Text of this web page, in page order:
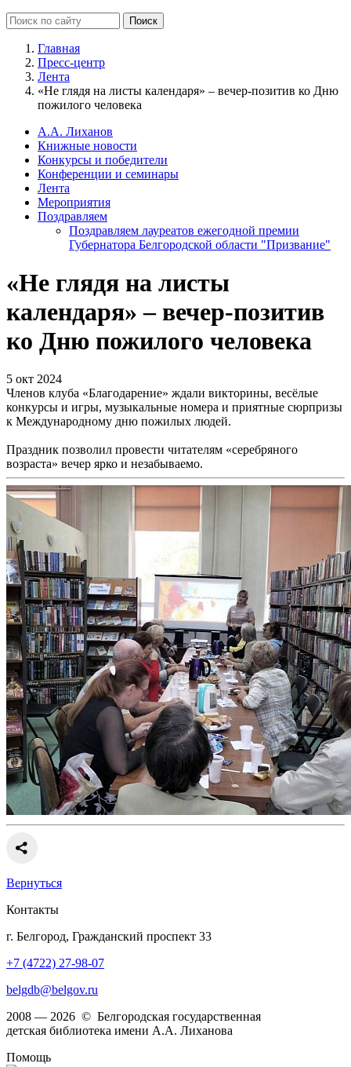
Главная
Пресс-центр
Лента
«Не глядя на листы календаря» – вечер-позитив ко Дню
пожилого человека
А.А. Лиханов
Книжные новости
Конкурсы и победители
Конференции и семинары
Лента
Мероприятия
Поздравляем
Поздравляем лауреатов ежегодной премии
Губернатора Белгородской области "Призвание"
«Не глядя на листы
календаря» – вечер-позитив
ко Дню пожилого человека
5 окт 2024
Членов клуба «Благодарение» ждали викторины, весёлые
конкурсы и игры, музыкальные номера и приятные сюрпризы
к Международному дню пожилых людей.
Праздник позволил провести читателям «серебряного
возраста» вечер ярко и незабываемо.
Вернуться
Контакты
г. Белгород, Гражданский проспект 33
+7 (4722) 27-98-07
belgdb@belgov.ru
2008 — 2026 © Белгородская государственная
детская библиотека имени А.А. Лиханова
Помощь